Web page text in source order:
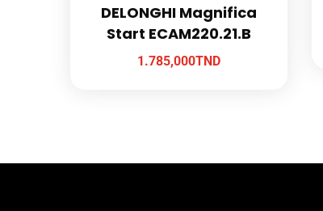
DELONGHI Magnifica
Start ECAM220.21.B
1.785,000TND